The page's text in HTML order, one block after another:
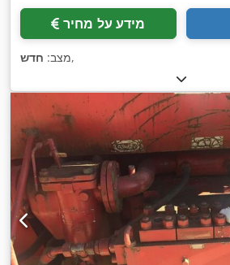
מידע על מחיר
מצב: חדש ,